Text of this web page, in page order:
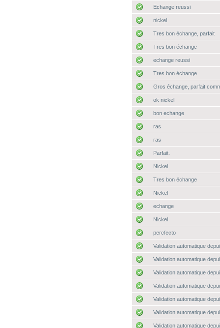
Echange reussi
nickel
Tres bon échange, parfait
Tres bon échange
echange reussi
Tres bon échange
Gros échange, parfait
ok nickel
bon echange
ras
ras
Parfait.
Nickel
Tres bon échange
Nickel
echange
Nickel
percfecto
Validation automatique
Validation automatique
Validation automatique
Validation automatique
Validation automatique
Validation automatique
Validation automatique